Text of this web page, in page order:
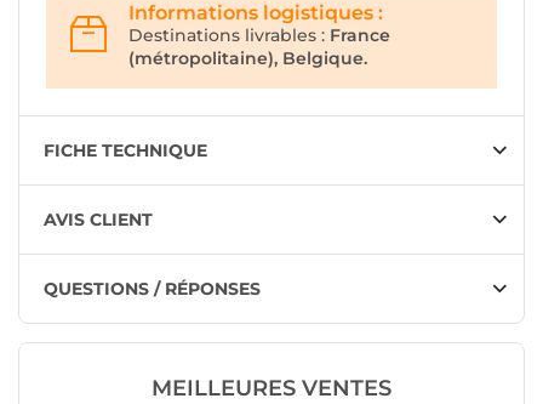
Informations logistiques :
Destinations livrables : France
(métropolitaine), Belgique.
FICHE TECHNIQUE
AVIS CLIENT
QUESTIONS / RÉPONSES
MEILLEURES VENTES